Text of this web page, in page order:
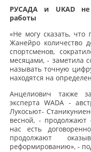
РУСАДА и UKAD
работы
«Не могу сказать,
Жанейро количество
спортсменов,
месяцами, - заметила
называть точную
находятся на
Анцелиович также
эксперта WADA -
Лукосьют-
весной, - продолжают
нас есть
продолжают
реформированию», -